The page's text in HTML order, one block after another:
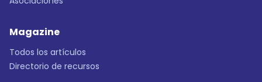
Magazine
Todos los artículos
Directorio de recursos